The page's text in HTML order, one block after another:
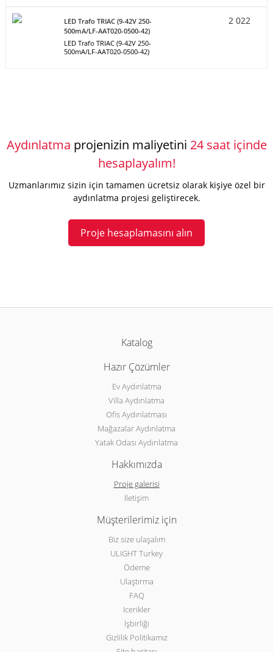
LED Trafo TRIAC (9-42V 250-
500mA/LF-AAT020-0500-42)
LED Trafo TRIAC (9-42V 250-
500mA/LF-AAT020-0500-42)
2 022
Aydınlatma projenizin maliyetini 24 saat içinde
hesaplayalım!
Uzmanlarımız sizin için tamamen ücretsiz olarak kişiye özel bir
aydınlatma projesi geliştirecek.
Proje hesaplamasını alın
Katalog
Hazır Çözümler
Ev Aydınlatma
Villa Aydınlatma
Ofis Aydınlatması
Mağazalar Aydınlatma
Yatak Odası Aydınlatma
Hakkımızda
Proje galerisi
İletişim
Müşterilerimiz için
Biz size ulaşalım
ULIGHT Turkey
Ödeme
Ulaştırma
FAQ
Icerikler
İşbirliği
Gizlilik Politikamız